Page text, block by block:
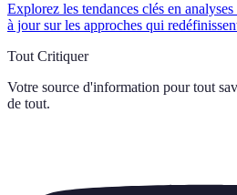
Explorez les tendances clés en
à jour sur les approches qui
Tout Critiquer
Votre source d'information pour tout
de tout.